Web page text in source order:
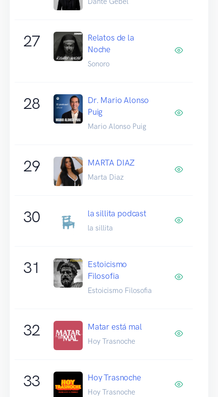
27
Relatos de la
Noche
Sonoro
28
Dr. Mario Alonso
Puig
Mario Alonso Puig
29 MARTA DIAZ
Marta Diaz
30 la sillita podcast
la sillita
31
Estoicismo
Filosofia
Estoicismo Filosofia
32 Matar está mal
Hoy Trasnoche
33 Hoy Trasnoche
Hoy Trasnoche